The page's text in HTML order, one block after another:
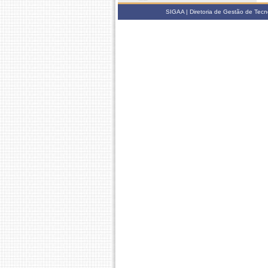
SIGAA | Diretoria de Gestão de